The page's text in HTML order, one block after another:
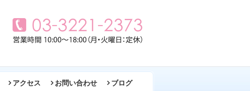
アクセス お問い合わせ ブログ